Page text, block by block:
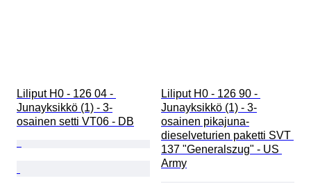
Liliput H0 - 126 04 -
Junayksikkö (1) - 3-
osainen setti VT06 - DB
Liliput H0 - 126 90 -
Junayksikkö (1) - 3-
osainen pikajuna-
dieselveturien paketti SVT
137 "Generalszug" - US
Army